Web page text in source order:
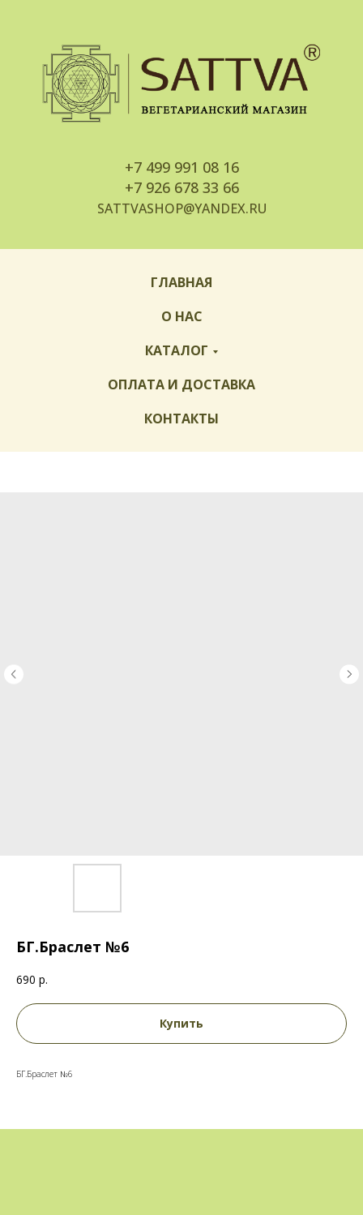
+7 499 991 08 16
+7 926 678 33 66
SATTVASHOP@YANDEX.RU
ГЛАВНАЯ
О НАС
КАТАЛОГ
ОПЛАТА И ДОСТАВКА
КОНТАКТЫ
БГ.Браслет №6
690 р.
Купить
БГ.Браслет №6